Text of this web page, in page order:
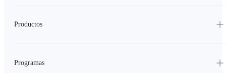
Productos
Programas